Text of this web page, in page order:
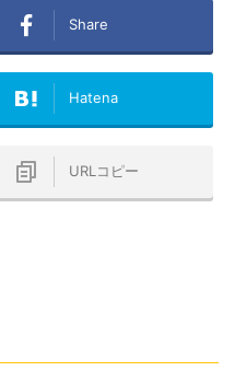
Share
Hatena
URLコピー